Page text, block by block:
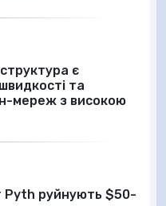
є
та
мереж з високою
Pyth руйнують $50-